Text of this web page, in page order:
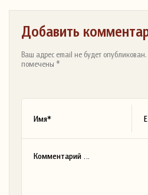
Добавить
Ваш адрес email не будет
помечены *